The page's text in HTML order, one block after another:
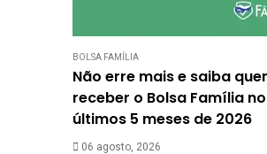
BOLSA FAMÍLIA
Não erre mais e saiba
receber o Bolsa Família
últimos 5 meses de 2026
06 agosto, 2026